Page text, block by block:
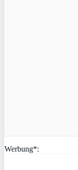
Werbung*: